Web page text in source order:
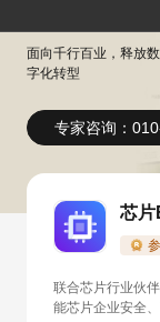
面向千行百业，释放
字化转型
专家咨询：
芯片
联合芯片行业伙
能芯片企业安全